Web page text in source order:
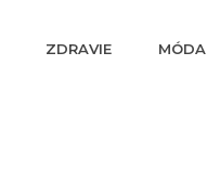
ZDRAVIE MÓDA